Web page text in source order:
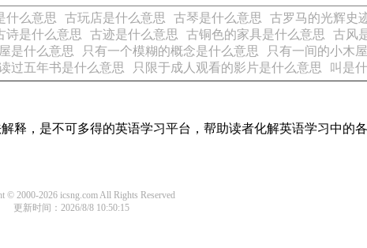
什么意思 古玩店是什么意思 古琴是什么意思
古罗马的光辉史
诗是什么意思 古迹是什么意思 古铜色的家具是什么意思 古风
是什么意思 只有一个模糊的概念是什么意思
只有一间的小木
过五年书是什么意思 只限于成人观看的影片是什么意思 叫是
释，是不可多得的英语学习平台，帮助读者化解英语学习中的各
© 2000-2026 icsng.com All Rights Reserved
更新时间：2026/8/8 10:50:15